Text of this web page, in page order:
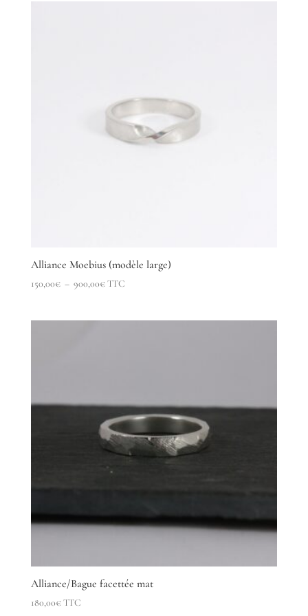
Alliance Moebius (modèle large)
150,00€ – 900,00€Plage
TTC
Alliance/Bague facettée mat
180,00€TTC